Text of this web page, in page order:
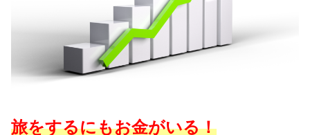
旅をするにもお金がいる！